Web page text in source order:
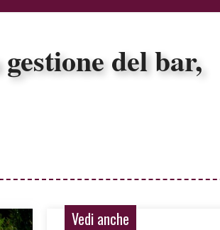
del bar,
Vedi anche